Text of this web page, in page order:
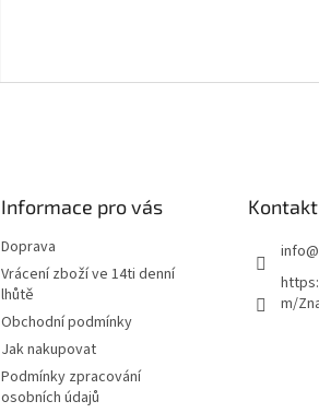
Informace pro vás
Doprava
Vrácení zboží ve 14ti denní
lhůtě
Obchodní podmínky
Jak nakupovat
Podmínky zpracování
osobních údajů
Kontakt
info@
m/